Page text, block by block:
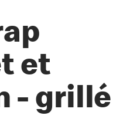
et
- grillé